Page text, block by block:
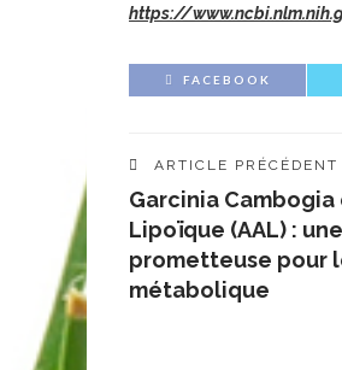
https://
FACEBOOK
ARTICLE PRÉCÉDENT
Garcinia
Lipoïque (AAL) :
prometteuse pour
métabolique